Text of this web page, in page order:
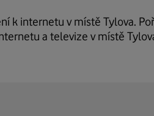
k internetu v místě Tylova.
a televize v místě